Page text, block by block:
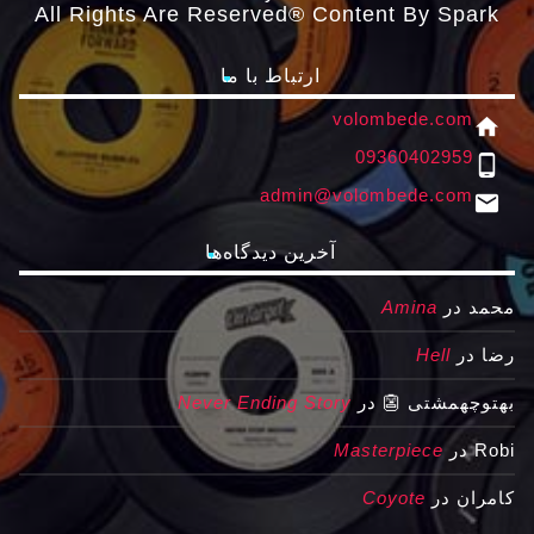
All Rights Are Reserved® Content By Spark
ارتباط با ما
home
volombede.com
phone_android
09360402959
email
admin@volombede.com
آخرین دیدگاه‌ها
محمد در Amina
رضا در Hell
بهتوچهمشتی 👺 در Never Ending Story
RobiدرMasterpiece
کامران در Coyote